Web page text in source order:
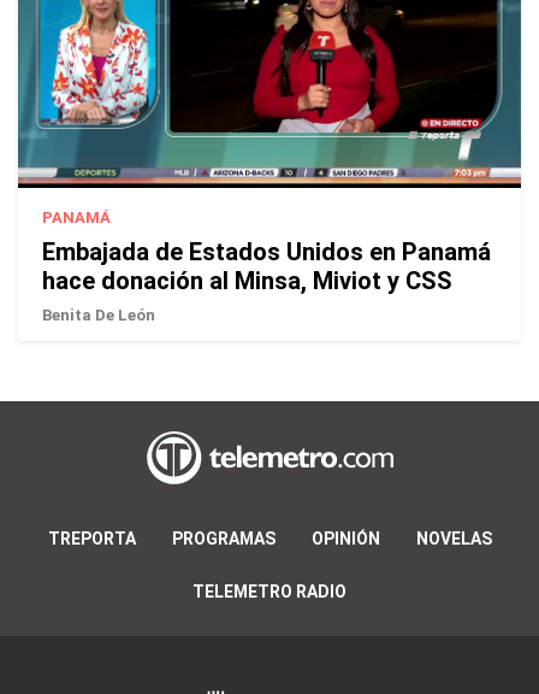
PANAMÁ
Embajada de Estados Unidos en Panamá
hace donación al Minsa, Miviot y CSS
Benita De León
TREPORTA PROGRAMAS OPINIÓN NOVELAS
TELEMETRO RADIO